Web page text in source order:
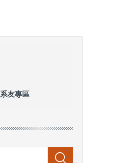
系友專區
搜尋